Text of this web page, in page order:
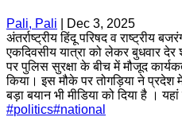
Pali, Pali
Dec 3, 2025
अंतर्राष्ट्रीय हिंदू परिषद व राष्ट्रीय
एकदिवसीय यात्रा को लेकर बुधवार देर
पर पुलिस सुरक्षा के बीच में मौजूद
किया। इस मौके पर तोगड़िया ने
बड़ा बयान भी मीडिया को दिया है ।
#politics#national